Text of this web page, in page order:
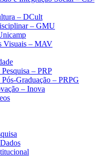
– DCult
– GMU
Visuais – MAV
– PRP
Graduação – PRPG
– Inova